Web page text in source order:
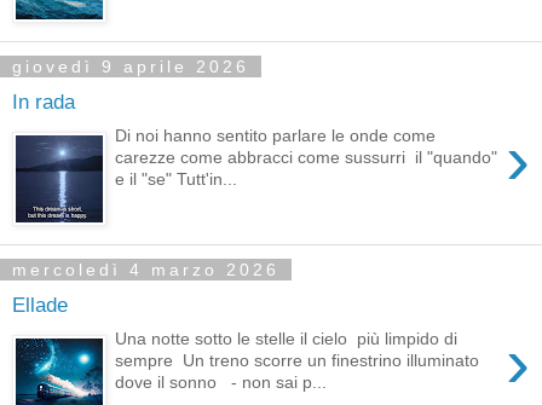
giovedì 9 aprile 2026
In rada
›
Di noi hanno sentito parlare le onde come
carezze come abbracci come sussurri il "quando"
e il "se" Tutt'in...
mercoledì 4 marzo 2026
Ellade
›
Una notte sotto le stelle il cielo più limpido di
sempre Un treno scorre un finestrino illuminato
dove il sonno - non sai p...